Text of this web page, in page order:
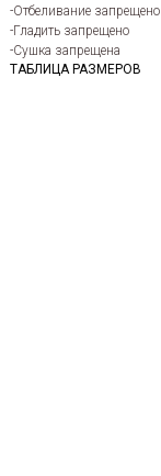
-Отбеливание запрещено
-Гладить запрещено
-Сушка запрещена
ТАБЛИЦА РАЗМЕРОВ